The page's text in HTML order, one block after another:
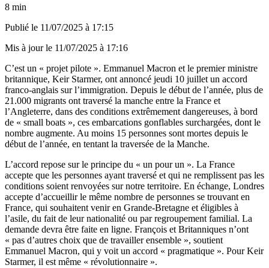
8 min
Publié le 11/07/2025 à 17:15
Mis à jour le 11/07/2025 à 17:16
C’est un « projet pilote ». Emmanuel Macron et le premier ministre
britannique, Keir Starmer, ont annoncé jeudi 10 juillet un accord
franco-anglais sur l’immigration. Depuis le début de l’année, plus de
21.000 migrants ont traversé la manche entre la France et
l’Angleterre, dans des conditions extrêmement dangereuses, à bord
de « small boats », ces embarcations gonflables surchargées, dont le
nombre augmente. Au moins 15 personnes sont mortes depuis le
début de l’année, en tentant la traversée de la Manche.
L’accord repose sur le principe du « un pour un ». La France
accepte que les personnes ayant traversé et qui ne remplissent pas les
conditions soient renvoyées sur notre territoire. En échange, Londres
accepte d’accueillir le même nombre de personnes se trouvant en
France, qui souhaitent venir en Grande-Bretagne et éligibles à
l’asile, du fait de leur nationalité ou par regroupement familial. La
demande devra être faite en ligne. François et Britanniques n’ont
« pas d’autres choix que de travailler ensemble », soutient
Emmanuel Macron, qui y voit un accord « pragmatique ». Pour Keir
Starmer, il est même « révolutionnaire ».